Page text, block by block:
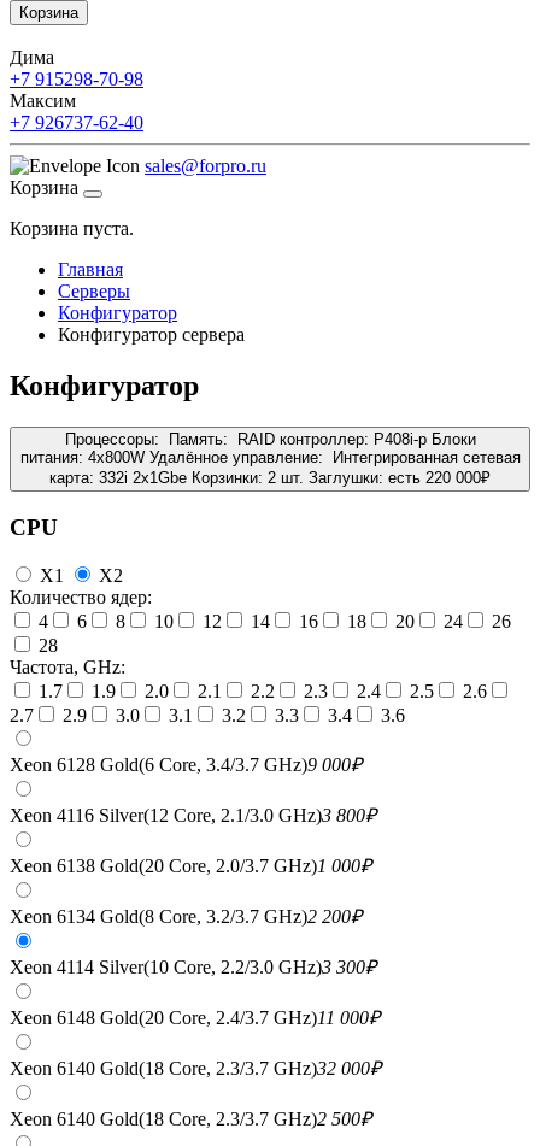
Корзина
Дима
+7 915298-70-98
Максим
+7 926737-62-40
sales@forpro.ru
Корзина
Корзина пуста.
Главная
Серверы
Конфигуратор
Конфигуратор сервера
Конфигуратор
Процессоры: Память: RAID контроллер: P408i-p Блоки
питания: 4x800W Удалённое управление:
Интегрированная сетевая
карта: 332i 2x1Gbe Корзинки: 2 шт. Заглушки: есть 220 000₽
CPU
X1
X2
Количество ядер:
4
6 8 10 12 14 16 18 20 24
26
28
Частота, GHz:
1.7
1.9 2.0 2.1 2.2 2.3 2.4 2.5
2.6
2.7
2.9 3.0 3.1 3.2 3.3 3.4 3.6
Xeon 6128 Gold(6 Core, 3.4/3.7 GHz)9 000₽
Xeon 4116 Silver(12 Core, 2.1/3.0 GHz)3 800₽
Xeon 6138 Gold(20 Core, 2.0/3.7 GHz)1 000₽
Xeon 6134 Gold(8 Core, 3.2/3.7 GHz)2 200₽
Xeon 4114 Silver(10 Core, 2.2/3.0 GHz)3 300₽
Xeon 6148 Gold(20 Core, 2.4/3.7 GHz)11 000₽
Xeon 6140 Gold(18 Core, 2.3/3.7 GHz)32 000₽
Xeon 6140 Gold(18 Core, 2.3/3.7 GHz)2 500₽